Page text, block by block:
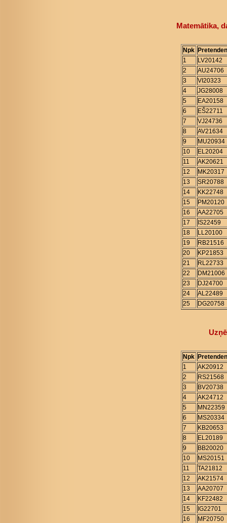
Matemātika,
Npk
1
LV20142
2
AU24706
3
VI20323
4
JG28008
5
EA20158
6
EŠ22711
7
VJ24736
8
AV21634
9
MU20934
10
EL20204
11
AK20621
12
MK20317
13
SR20788
14
KK22748
15
PM20120
16
AA22705
17
IS22459
18
LL20100
19
RB21516
20
KP21853
21
RL22733
22
DM21006
23
DJ24700
24
AL22489
25
DG20758
Npk
1
AK20912
2
RS21568
3
BV20738
4
AK24712
5
MN22359
6
MS20334
7
KB20653
8
EL20189
9
BB20020
10
MS20151
11
TA21812
12
AK21574
13
AA20707
14
KF22482
15
IG22701
16
MF20750